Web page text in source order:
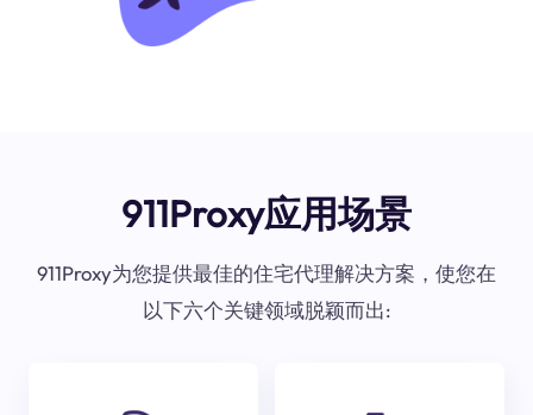
911Proxy应用场景
911Proxy为您提供最佳的住宅代理解决方案，使您在
以下六个关键领域脱颖而出: